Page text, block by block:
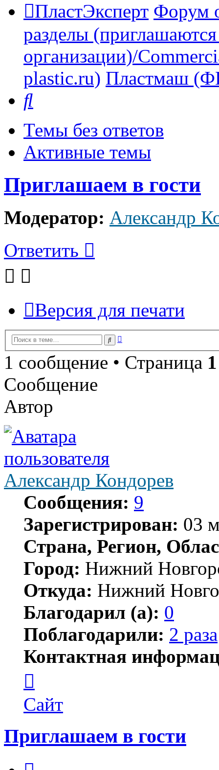
ПластЭксперт Форум
разделы
организации)/
plastic.ru) Пластмаш
Темы без ответов
Активные темы
Приглашаем в гости
Модератор: Александр
Ответить
Версия для печати
Поиск
1 сообщение • Страница 1
Сообщение
Автор
Александр Кондорев
Сообщения: 9
Зарегистрирован: 03
Страна, Регион,
Город: Нижний
Откуда: Нижний
Благодарил (а): 0
Поблагодарили: 2 раза
Контактная
пользователя
Александр
Кондорев
Сайт
Приглашаем в гости